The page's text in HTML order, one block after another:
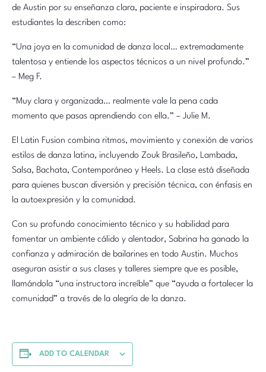
de Austin por su enseñanza clara, paciente e inspiradora. Sus
estudiantes la describen como:
“Una joya en la comunidad de danza local… extremadamente
talentosa y entiende los aspectos técnicos a un nivel profundo.”
– Meg F.
“Muy clara y organizada… realmente vale la pena cada
momento que pasas aprendiendo con ella.” – Julie M.
El Latin Fusion combina ritmos, movimiento y conexión de varios
estilos de danza latina, incluyendo Zouk Brasileño, Lambada,
Salsa, Bachata, Contemporáneo y Heels. La clase está diseñada
para quienes buscan diversión y precisión técnica, con énfasis en
la autoexpresión y la comunidad.
Con su profundo conocimiento técnico y su habilidad para
fomentar un ambiente cálido y alentador, Sabrina ha ganado la
confianza y admiración de bailarines en todo Austin. Muchos
aseguran asistir a sus clases y talleres siempre que es posible,
llamándola “una instructora increíble” que “ayuda a fortalecer la
comunidad” a través de la alegría de la danza.
ADD TO CALENDAR